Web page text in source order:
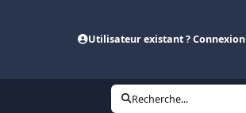
Utilisateur existant ? Connexion
Recherche...